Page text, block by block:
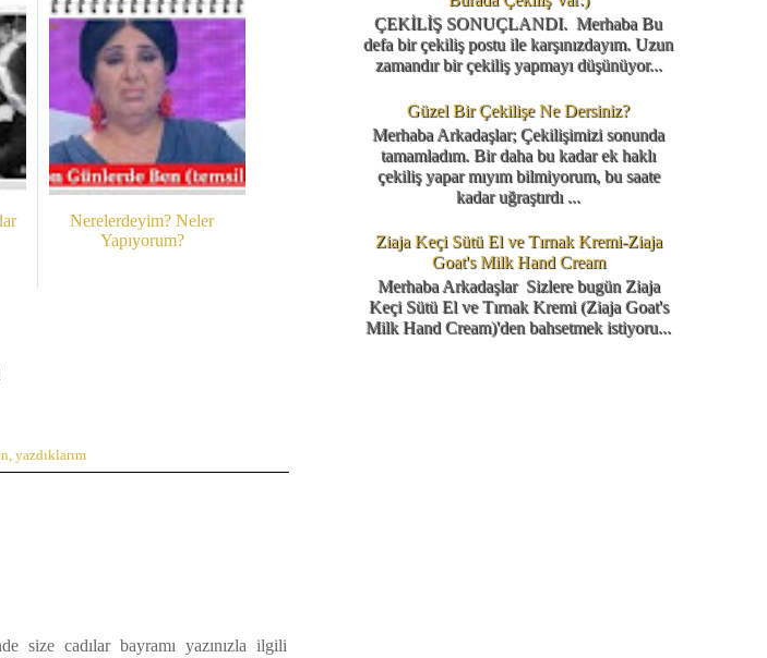
Nerelerdeyim? Neler
Yapıyorum?
yazdıklarım
size cadılar bayramı yazınızla ilgili
ÇEKİLİŞ SONUÇLANDI. Merhaba Bu
defa bir çekiliş postu ile karşınızdayım. Uzun
zamandır bir çekiliş yapmayı düşünüyor...
Güzel Bir Çekilişe Ne Dersiniz?
Merhaba Arkadaşlar; Çekilişimizi sonunda
tamamladım. Bir daha bu kadar ek haklı
çekiliş yapar mıyım bilmiyorum, bu saate
kadar uğraştırdı ...
Ziaja Keçi Sütü El ve Tırnak Kremi-Ziaja
Goat's Milk Hand Cream
Merhaba Arkadaşlar Sizlere bugün Ziaja
Keçi Sütü El ve Tırnak Kremi (Ziaja Goat's
Milk Hand Cream)'den bahsetmek istiyoru...